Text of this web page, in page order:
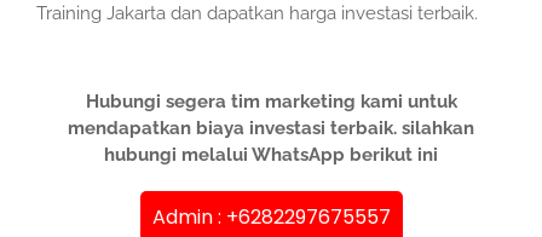
Training Jakarta dan dapatkan harga investasi terbaik.
Hubungi segera tim marketing kami untuk
mendapatkan biaya investasi terbaik. silahkan
hubungi melalui WhatsApp berikut ini
Admin : +6282297675557